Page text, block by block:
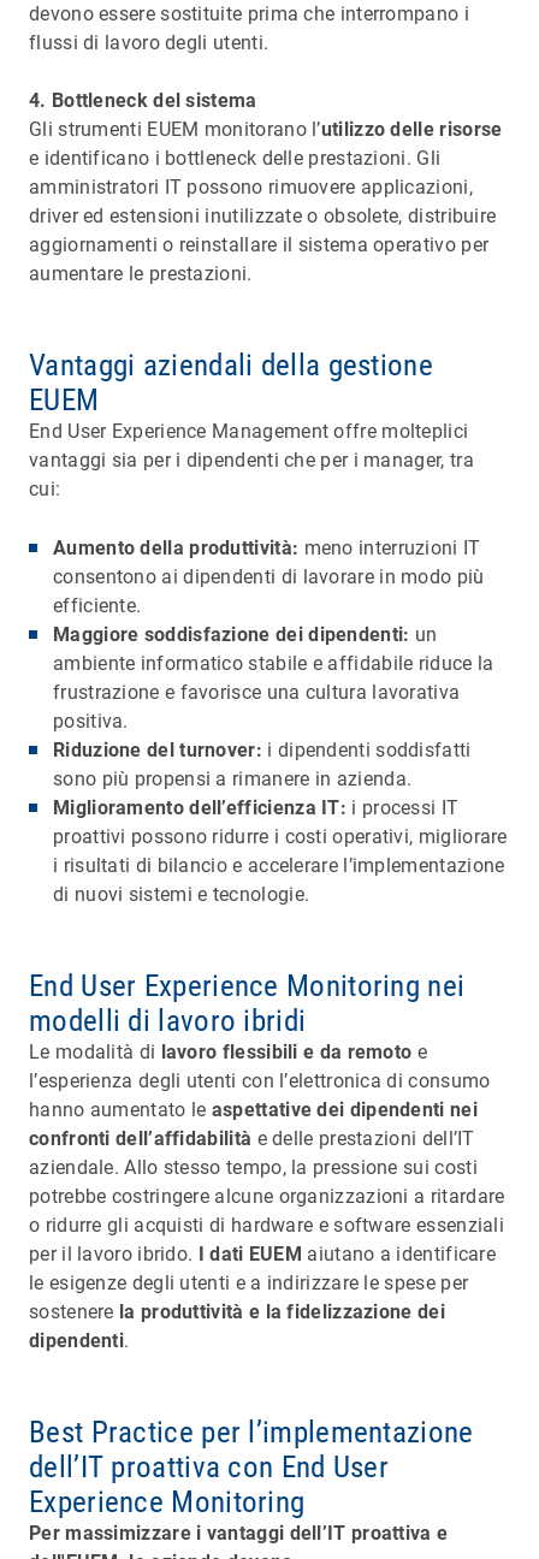
devono essere sostituite prima che interrompano i
flussi di lavoro degli utenti.
4. Bottleneck del sistema
Gli strumenti EUEM monitorano l’utilizzo delle risorse
e identificano i bottleneck delle prestazioni. Gli
amministratori IT possono rimuovere applicazioni,
driver ed estensioni inutilizzate o obsolete, distribuire
aggiornamenti o reinstallare il sistema operativo per
aumentare le prestazioni.
Vantaggi aziendali della gestione
EUEM
End User Experience Management offre molteplici
vantaggi sia per i dipendenti che per i manager, tra
cui:
Aumento della produttività: meno interruzioni IT
consentono ai dipendenti di lavorare in modo più
efficiente.
Maggiore soddisfazione dei dipendenti: un
ambiente informatico stabile e affidabile riduce la
frustrazione e favorisce una cultura lavorativa
positiva.
Riduzione del turnover: i dipendenti soddisfatti
sono più propensi a rimanere in azienda.
Miglioramento dell’efficienza IT: i processi IT
proattivi possono ridurre i costi operativi, migliorare
i risultati di bilancio e accelerare l’implementazione
di nuovi sistemi e tecnologie.
End User Experience Monitoring nei
modelli di lavoro ibridi
Le modalità di lavoro flessibili e da remoto e
l’esperienza degli utenti con l’elettronica di consumo
hanno aumentato le aspettative dei dipendenti nei
confronti dell’affidabilità e delle prestazioni dell’IT
aziendale. Allo stesso tempo, la pressione sui costi
potrebbe costringere alcune organizzazioni a ritardare
o ridurre gli acquisti di hardware e software essenziali
per il lavoro ibrido. I dati EUEM aiutano a identificare
le esigenze degli utenti e a indirizzare le spese per
sostenere la produttività e la fidelizzazione dei
dipendenti.
Best Practice per l’implementazione
dell’IT proattiva con End User
Experience Monitoring
Per massimizzare i vantaggi dell’IT proattiva e